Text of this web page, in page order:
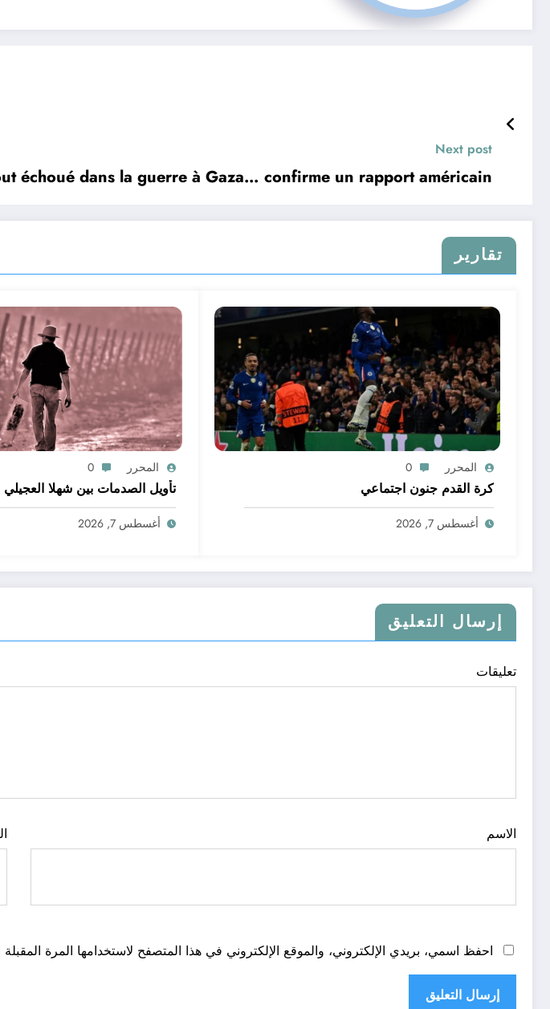
Next post
échoué dans la guerre à Gaza… confirme un rapport américain
تقارير
المحرر 0
كرة القدم جنون اجتماعي
أغسطس 7, 2026
المحرر 0
تأويل الصدمات بين شهلا
أغسطس 7, 2026
إرسال التعليق
تعليقات
الاسم
احفظ اسمي، بريدي الإلكتروني، والموقع الإلكتروني في هذا المتصفح لاستخدامها المرة